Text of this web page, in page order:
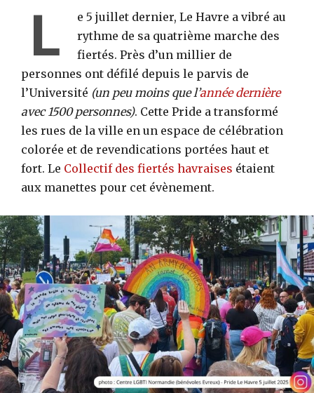
L
e 5 juillet dernier, Le Havre a vibré au
rythme de sa quatrième marche des
fiertés. Près d’un millier de
personnes ont défilé depuis le parvis de
l’Université (un peu moins que l’année dernière
avec 1500 personnes). Cette Pride a transformé
les rues de la ville en un espace de célébration
colorée et de revendications portées haut et
fort. Le Collectif des fiertés havraises étaient
aux manettes pour cet évènement.